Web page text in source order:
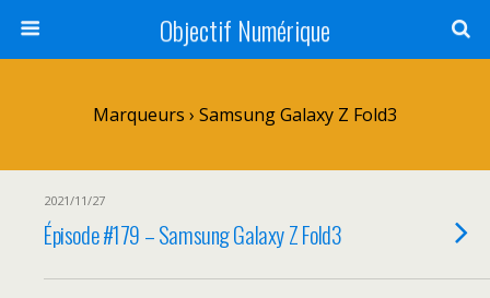
Objectif Numérique
Marqueurs › Samsung Galaxy Z Fold3
2021/11/27
Épisode #179 – Samsung Galaxy Z Fold3